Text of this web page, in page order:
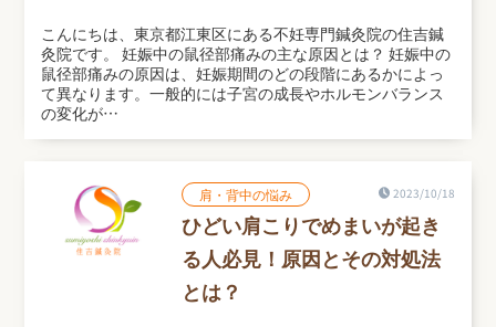
こんにちは、東京都江東区にある不妊専門鍼灸院の住吉鍼
灸院です。 妊娠中の鼠径部痛みの主な原因とは？ 妊娠中の
鼠径部痛みの原因は、妊娠期間のどの段階にあるかによっ
て異なります。一般的には子宮の成長やホルモンバランス
の変化が…
肩・背中の悩み 2023/10/18
ひどい肩こりでめまいが起き
る人必見！原因とその対処法
とは？